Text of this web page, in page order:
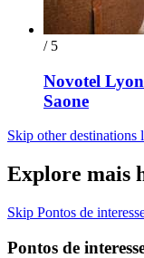
/ 5
Novotel
Saone
Skip other destinations
Explore mais
Skip Pontos de
Pontos de